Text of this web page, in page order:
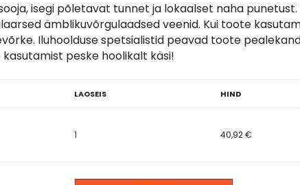
isegi põletavat tunnet ja lokaalset naha
ämblikuvõrgulaadsed veenid. Kui toote
Iluhoolduse spetsialistid peavad toote
peske hoolikalt käsi!
LAOSEIS HIND
1 40,92 €